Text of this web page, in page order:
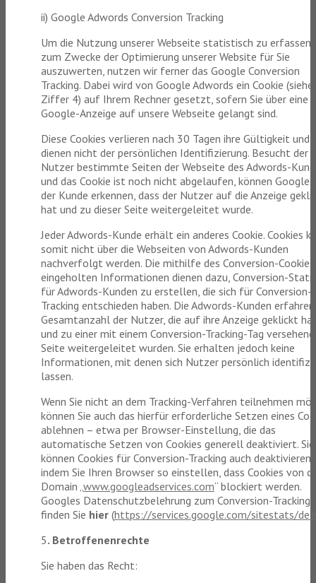
ii) Google Adwords Conversion Tracking
Um die Nutzung unserer Webseite statistisch zu erfassen
zum Zwecke der Optimierung unserer Website für Sie
auszuwerten, nutzen wir ferner das Google Conversion
Tracking. Dabei wird von Google Adwords ein Cookie (siehe
Ziffer 4) auf Ihrem Rechner gesetzt, sofern Sie über eine
Google-Anzeige auf unsere Webseite gelangt sind.
Diese Cookies verlieren nach 30 Tagen ihre Gültigkeit und
dienen nicht der persönlichen Identifizierung. Besucht der
Nutzer bestimmte Seiten der Webseite des Adwords-
und das Cookie ist noch nicht abgelaufen, können Google
der Kunde erkennen, dass der Nutzer auf die Anzeige
hat und zu dieser Seite weitergeleitet wurde.
Jeder Adwords-Kunde erhält ein anderes Cookie. Cookies
somit nicht über die Webseiten von Adwords-Kunden
nachverfolgt werden. Die mithilfe des Conversion-Cookies
eingeholten Informationen dienen dazu, Conversion-
für Adwords-Kunden zu erstellen, die sich für Conversion-
Tracking entschieden haben. Die Adwords-Kunden
Gesamtanzahl der Nutzer, die auf ihre Anzeige geklickt
und zu einer mit einem Conversion-Tracking-Tag
Seite weitergeleitet wurden. Sie erhalten jedoch keine
Informationen, mit denen sich Nutzer persönlich
lassen.
Wenn Sie nicht an dem Tracking-Verfahren teilnehmen
können Sie auch das hierfür erforderliche Setzen eines
ablehnen – etwa per Browser-Einstellung, die das
automatische Setzen von Cookies generell deaktiviert. Sie
können Cookies für Conversion-Tracking auch deaktivieren,
indem Sie Ihren Browser so einstellen, dass Cookies von
Domain „www.googleadservices.com“ blockiert werden.
Googles Datenschutzbelehrung zum Conversion-Tracking
finden Sie hier (https://services.google.com/sitestats/
5. Betroffenenrechte
Sie haben das Recht: